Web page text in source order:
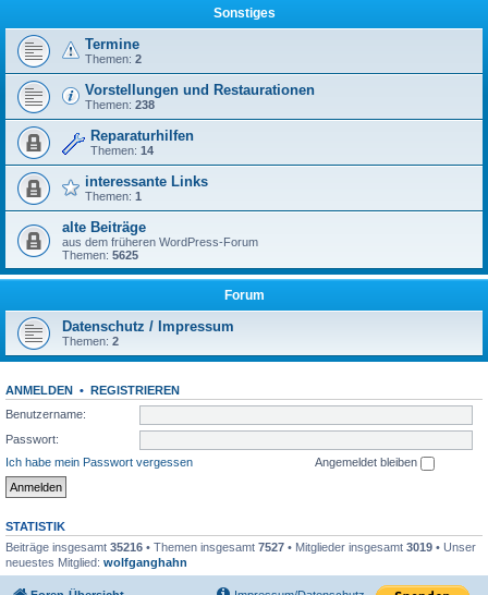
Sonstiges
Termine
Themen: 2
Vorstellungen und Restaurationen
Themen: 238
Reparaturhilfen
Themen: 14
interessante Links
Themen: 1
alte Beiträge
aus dem früheren WordPress-Forum
Themen: 5625
Forum
Datenschutz / Impressum
Themen: 2
ANMELDEN • REGISTRIEREN
Benutzername:
Passwort:
Ich habe mein Passwort vergessen
Angemeldet bleiben
STATISTIK
Beiträge insgesamt 35216 • Themen insgesamt 7527 • Mitglieder insgesamt 3019 • Unser
neuestes Mitglied: wolfganghahn